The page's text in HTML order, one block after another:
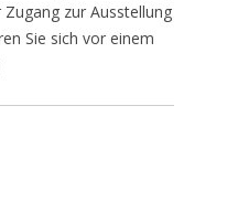
zur Ausstellung
Sie sich vor einem